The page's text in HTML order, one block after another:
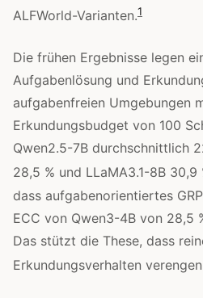
ALFWorld-Varianten.1
Die frühen Ergebnisse legen
Aufgabenlösung und
aufgabenfreien Umgebungen
Erkundungsbudget von 100
Qwen2.5-7B durchschnittlich
28,5 % und LLaMA3.1-8B 30,9
dass aufgabenorientiertes
ECC von Qwen3-4B von 28,5
Das stützt die These, dass
Erkundungsverhalten